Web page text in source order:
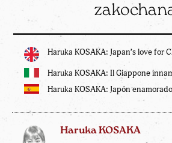
Haruka KOSAKA: Japan’s love for
Haruka KOSAKA: Il Giappone
Haruka KOSAKA: Japón
Haruka KOSAKA